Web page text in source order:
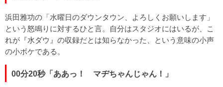
浜田雅功の「水曜日のダウンタウン、よろしくお願いします」
という怒鳴りに対するひと言。自分はスタジオにはいるが、こ
れが『水ダウ』の収録だとは知らなかった、という意味の小声
の小ボケである。
00分20秒「ああっ！ マヂちゃんじゃん！」